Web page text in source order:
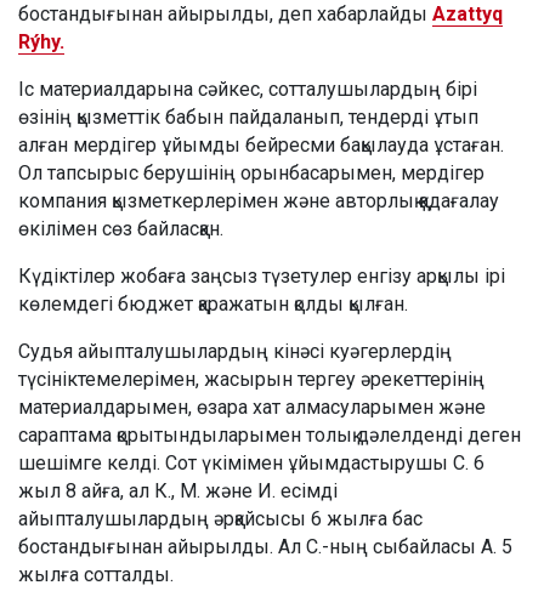
бостандығынан айырылды, деп хабарлайды Azattyq
Rýhy.
Іс материалдарына сәйкес, сотталушылардың бірі
өзінің қызметтік бабын пайдаланып, тендерді ұтып
алған мердігер ұйымды бейресми бақылауда ұстаған.
Ол тапсырыс берушінің орынбасарымен, мердігер
компания қызметкерлерімен және авторлық қадағалау
өкілімен сөз байласқан.
Күдіктілер жобаға заңсыз түзетулер енгізу арқылы ірі
көлемдегі бюджет қаражатын қолды қылған.
Судья айыпталушылардың кінәсі куәгерлердің
түсініктемелерімен, жасырын тергеу әрекеттерінің
материалдарымен, өзара хат алмасуларымен және
сараптама қорытындыларымен толық дәлелденді деген
шешімге келді. Сот үкімімен ұйымдастырушы С. 6
жыл 8 айға, ал К., М. және И. есімді
айыпталушылардың әрқайсысы 6 жылға бас
бостандығынан айырылды. Ал С.-ның сыбайласы А. 5
жылға сотталды.